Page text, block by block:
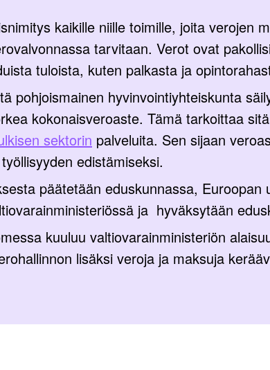
kaikille niille toimille, joita verojen
tarvitaan. Verot ovat
tuloista, kuten palkasta ja
pohjoismainen hyvinvointiyhteiskunta
kokonaisveroaste. Tämä tarkoittaa
sektorin palveluita. Sen sijaan
edistämiseksi.
päätetään eduskunnassa,
ja hyväksytään
kuuluu valtiovarainministeriön
lisäksi veroja ja maksuja